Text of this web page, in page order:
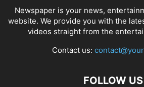
Newspaper is your news,
website. We provide you with the
videos straight from the
Contact us:
FOLLOW US